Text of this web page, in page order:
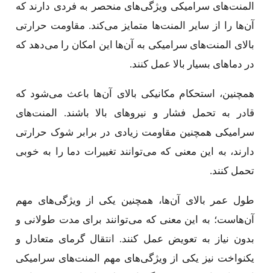
المنت‌های سرامیکی ویژگی‌های منحصر به فردی دارند که
آن‌ها را از سایر المنت‌ها متمایز می‌کند. مقاومت حرارتی
بالای المنت‌های سرامیکی به آن‌ها این امکان را می‌دهد که
در دماهای بسیار بالا عمل کنند.
همچنین، استحکام مکانیکی بالای آن‌ها باعث می‌شود که
قادر به تحمل فشار و نیروهای بالا باشند. المنت‌های
سرامیکی همچنین مقاومت زیادی در برابر شوک حرارتی
دارند، به این معنی که می‌توانند تغییرات دما را به خوبی
تحمل کنند.
طول عمر بالای آن‌ها، همچنین یکی از ویژگی‌های مهم
آن‌هاست؛ به این معنی که می‌توانند برای مدت طولانی و
بدون نیاز به تعویض عمل کنند. انتقال گرمای متعادل و
یکنواخت نیز یکی از ویژگی‌های مهم المنت‌های سرامیکی